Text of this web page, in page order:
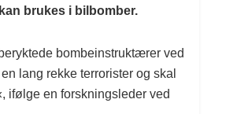
brukes i bilbomber.
bombeinstruktærer ved
lang rekke terrorister og skal
ifølge en forskningsleder ved